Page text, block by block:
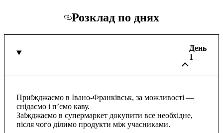
Розклад по днях
День
1
Приїжджаємо в Івано-Франківськ, за можливості —
снідаємо і п’ємо каву.
Заїжджаємо в супермаркет докупити все необхідне,
після чого ділимо продукти між учасниками.